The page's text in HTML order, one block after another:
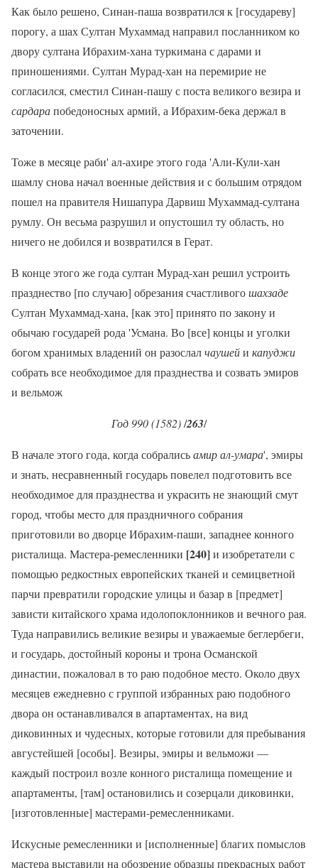
Как было решено, Синан-паша возвратился к [государеву]
порогу, а шах Султан Мухаммад направил посланником ко
двору султана Ибрахим-хана туркимана с дарами и
приношениями. Султан Мурад-хан на перемирие не
согласился, сместил Синан-пашу с поста великого везира и
сардарапобедоносных армий, а Ибрахим-бека держал в
заточении.
Тоже в месяце раби' ал-ахире этого года 'Али-Кули-хан
шамлу снова начал военные действия и с большим отрядом
пошел на правителя Нишапура Дарвиш Мухаммад-султана
румлу. Он весьма разрушил и опустошил ту область, но
ничего не добился и возвратился в Герат.
В конце этого же года султан Мурад-хан решил устроить
празднество [по случаю] обрезания счастливогошахзаде
Султан Мухаммад-хана, [как это] принято по закону и
обычаю государей рода 'Усмана. Во [все] концы и уголки
богом хранимых владений он разослалчаушейи капуджи
собрать все необходимое для празднества и созвать эмиров
и вельмож
Год 990 (1582)/263/
В начале этого года, когда собралисьамир ал-умара', эмиры
и знать, несравненный государь повелел подготовить все
необходимое для празднества и украсить не знающий смут
город, чтобы место для праздничного собрания
приготовили во дворце Ибрахим-паши, западнее конного
ристалища. Мастера-ремесленники [240]и изобретатели с
помощью редкостных европейских тканей и семицветной
парчи превратили городские улицы и базар в [предмет]
зависти китайского храма идолопоклонников и вечного рая.
Туда направились великие везиры и уважаемые беглербеги,
и государь, достойный короны и трона Османской
династии, пожаловал в то раю подобное место. Около двух
месяцев ежедневно с группой избранных раю подобного
двора он останавливался в апартаментах, на вид
диковинных и чудесных, которые готовили для пребывания
августейшей [особы]. Везиры, эмиры и вельможи —
каждый построил возле конного ристалища помещение и
апартаменты, [там] остановились и созерцали диковинки,
[изготовленные] мастерами-ремесленниками.
Искусные ремесленники и [исполненные] благих помыслов
мастера выставили на обозрение образцы прекрасных работ